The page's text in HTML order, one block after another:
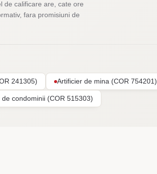
de calificare are, cate ore
fara promisiuni de
241305) Artificier de mina (COR 754201)
condominii (COR 515303)